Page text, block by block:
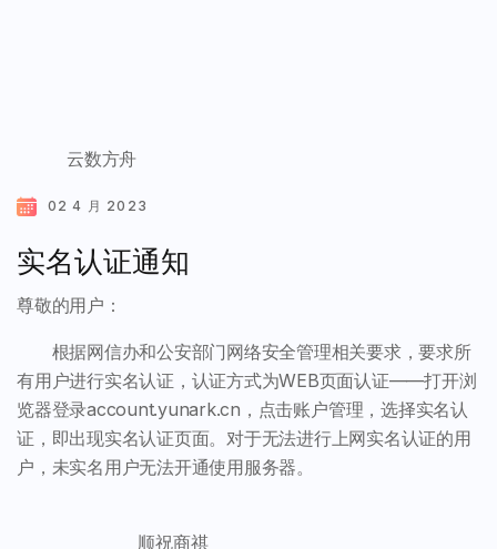
云数方舟
02 4 月 2023
实名认证通知
尊敬的用户：
根据网信办和公安部门网络安全管理相关要求，要求所
有用户进行实名认证，认证方式为WEB页面认证——打开浏
览器登录account.yunark.cn，点击账户管理，选择实名认
证，即出现实名认证页面。对于无法进行上网实名认证的用
户，未实名用户无法开通使用服务器。
顺祝商祺